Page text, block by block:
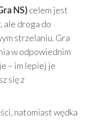
NS)celem jest
ale droga do
strzelaniu. Gra
w odpowiednim
– im lepiej je
się z
natomiast wędka